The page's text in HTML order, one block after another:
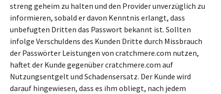
streng geheim zu halten und den Provider unverzüglich zu
informieren, sobald er davon Kenntnis erlangt, dass
unbefugten Dritten das Passwort bekannt ist. Sollten
infolge Verschuldens des Kunden Dritte durch Missbrauch
der Passwörter Leistungen von cratchmere.com nutzen,
haftet der Kunde gegenüber cratchmere.com auf
Nutzungsentgelt und Schadensersatz. Der Kunde wird
darauf hingewiesen, dass es ihm obliegt, nach jedem